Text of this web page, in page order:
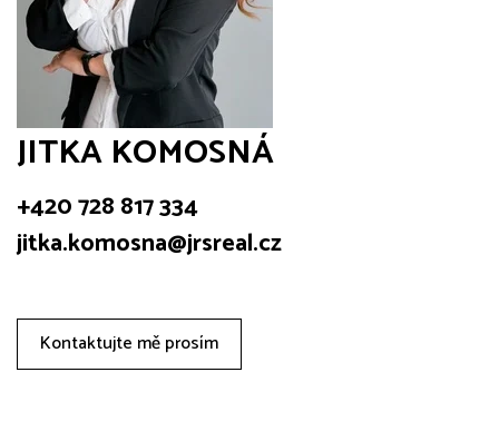
JITKA KOMOSNÁ
+420 728 817 334
jitka.komosna@jrsreal.cz
Kontaktujte mě prosím